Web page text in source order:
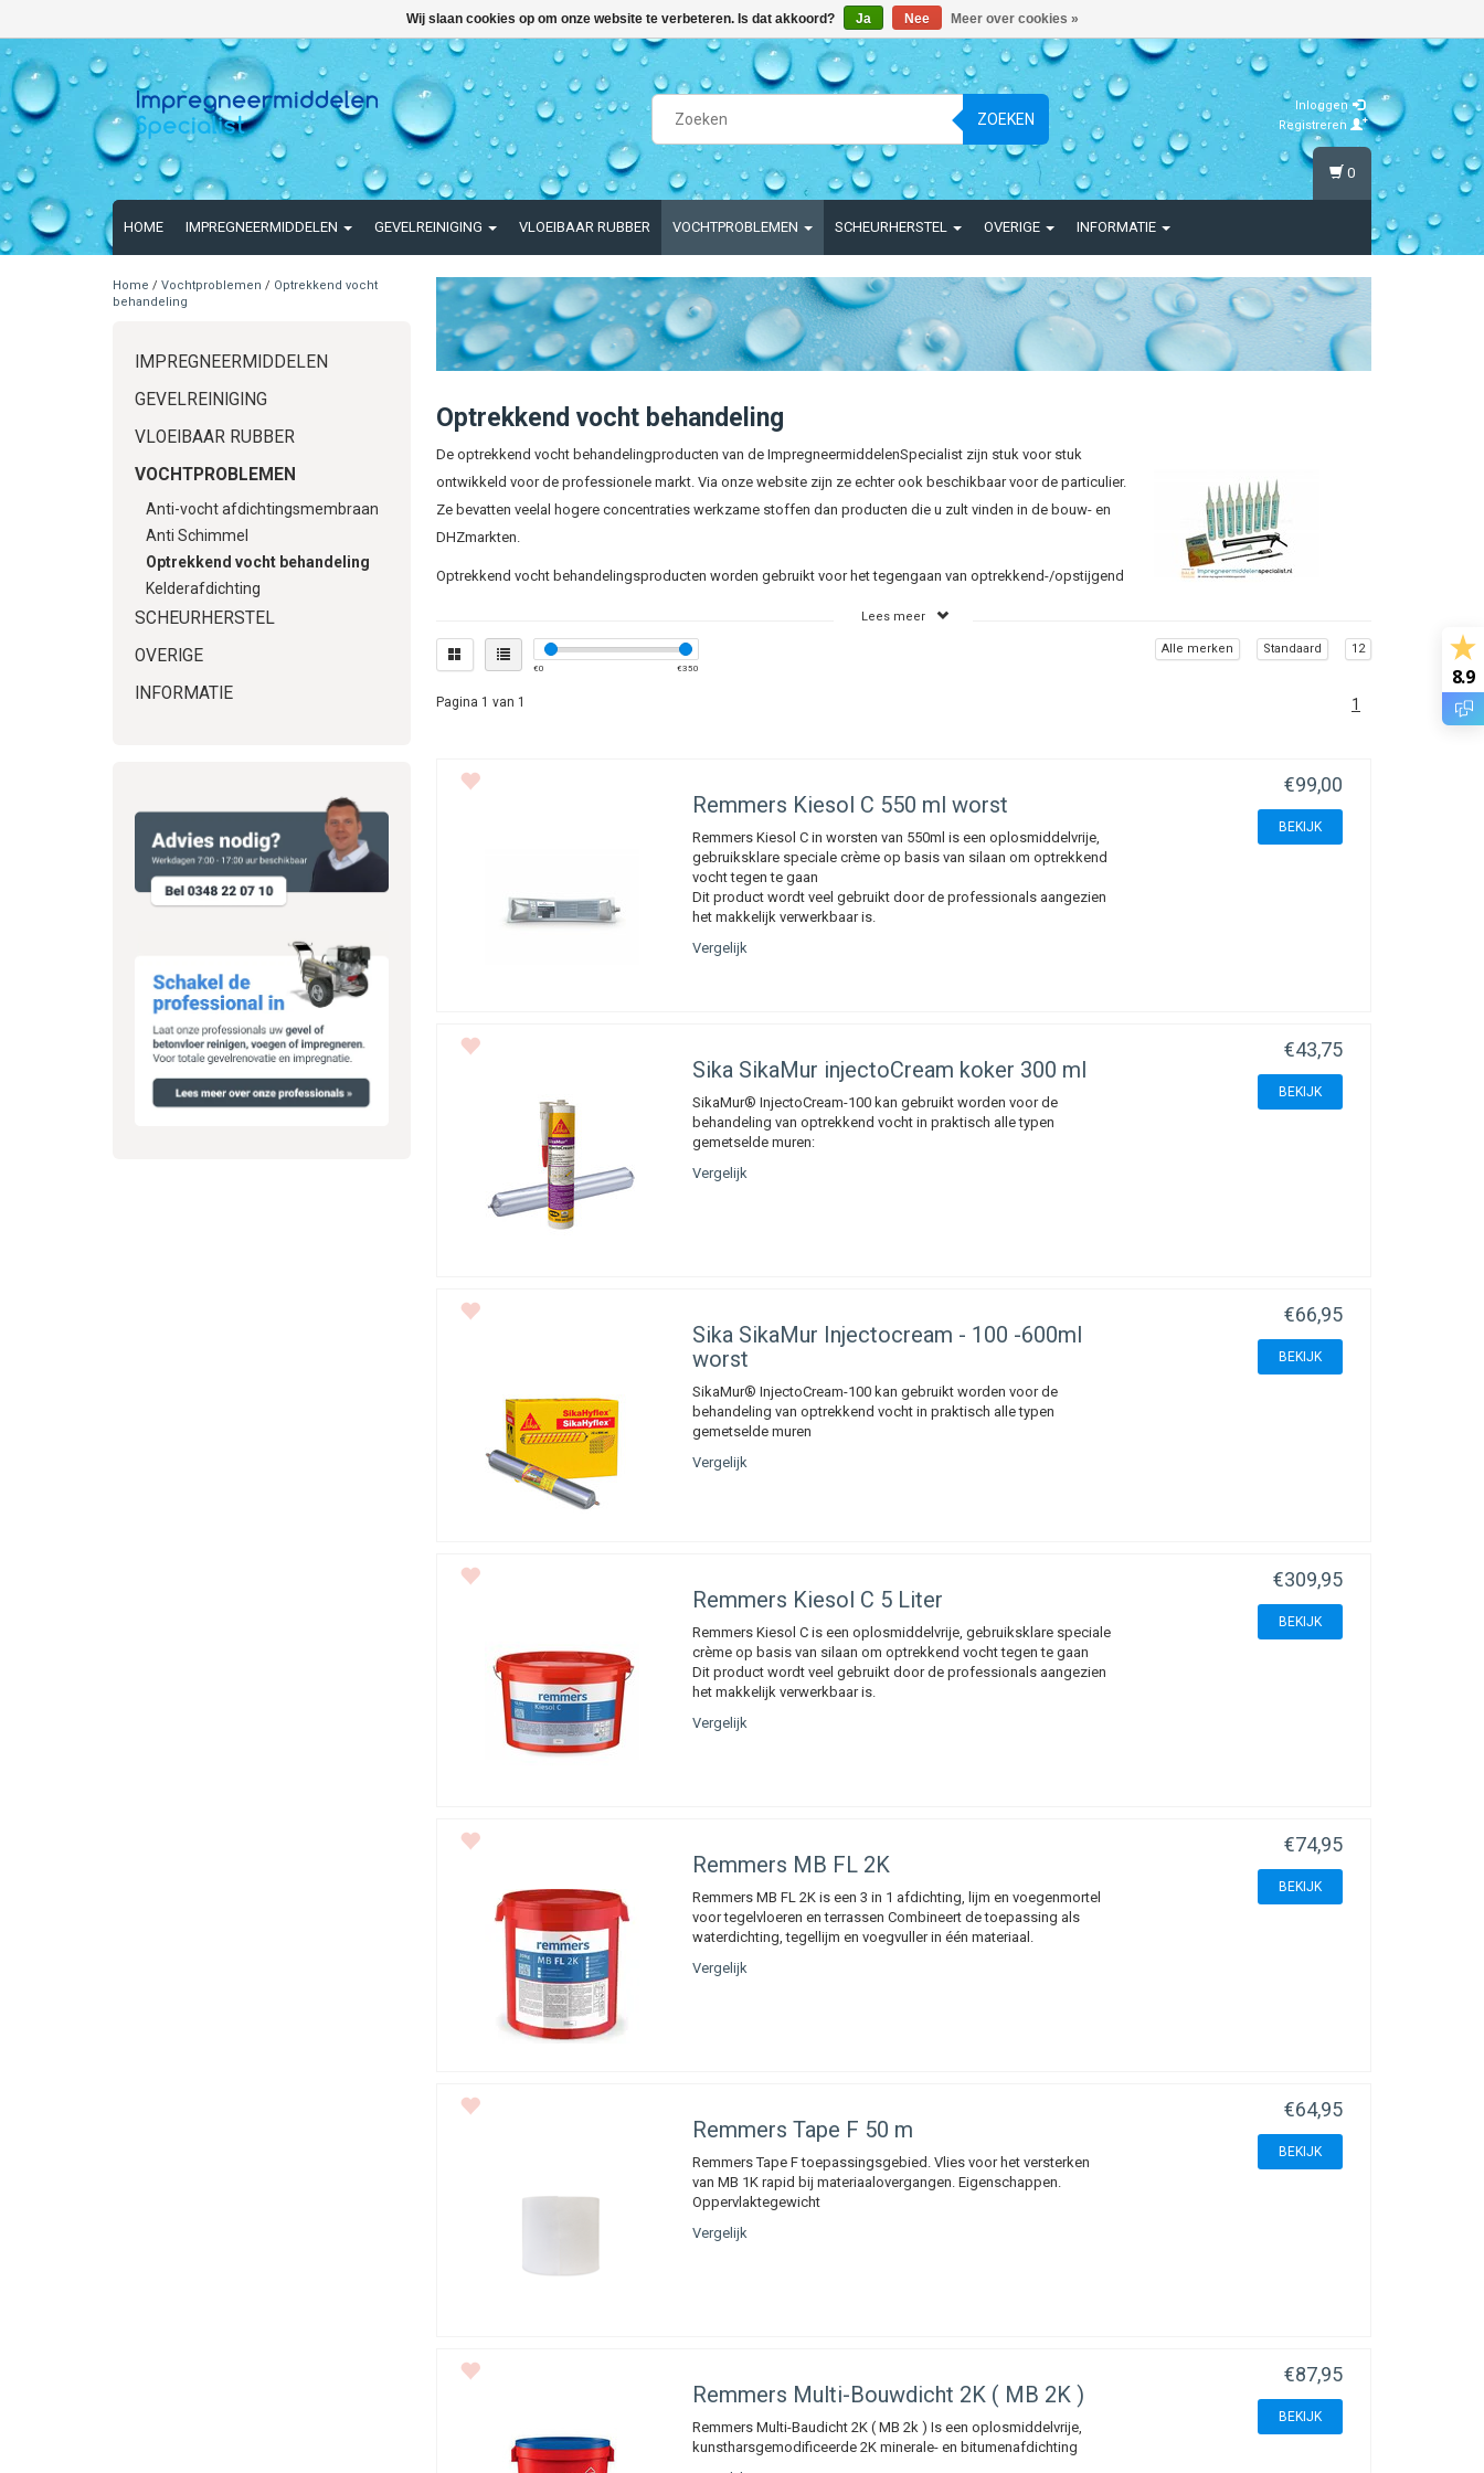
ZOEKEN
Inloggen
Registreren
HOME IMPREGNEERMIDDELEN GEVELREINIGING VLOEIBAAR RUBBER VOCHTPROBLEMEN SCHEURHERSTEL OVERIGE INFORMATIE
0
Home / Vochtproblemen / Optrekkend vocht
behandeling
IMPREGNEERMIDDELEN
GEVELREINIGING
VLOEIBAAR RUBBER
VOCHTPROBLEMEN
Anti-vocht afdichtingsmembraan
Anti Schimmel
Optrekkend vocht behandeling
Kelderafdichting
SCHEURHERSTEL
OVERIGE
INFORMATIE
Optrekkend vocht behandeling
De optrekkend vocht behandelingproducten van de ImpregneermiddelenSpecialist zijn stuk voor stuk
ontwikkeld voor de professionele markt. Via onze website zijn ze echter ook beschikbaar voor de particulier.
Ze bevatten veelal hogere concentraties werkzame stoffen dan producten die u zult vinden in de bouw- en
DHZmarkten.
Optrekkend vocht behandelingsproducten worden gebruikt voor het tegengaan van optrekkend-/opstijgend
Voordelen van onze vocht behandelingsproducten;
Snel en eenvoudig te installeren
Lees meer
€0 €350
Alle merken Standaard 12
Pagina 1 van 1 1
Remmers Kiesol C 550 ml worst
Remmers Kiesol C in worsten van 550ml is een oplosmiddelvrije,
gebruiksklare speciale crème op basis van silaan om optrekkend
vocht tegen te gaan
Dit product wordt veel gebruikt door de professionals aangezien
het makkelijk verwerkbaar is.
Vergelijk
€99,00
BEKIJK
Sika SikaMur injectoCream koker 300 ml
SikaMur® InjectoCream-100 kan gebruikt worden voor de
behandeling van optrekkend vocht in praktisch alle typen
gemetselde muren:
Vergelijk
€43,75
BEKIJK
Sika SikaMur Injectocream - 100 -600ml
worst
SikaMur® InjectoCream-100 kan gebruikt worden voor de
behandeling van optrekkend vocht in praktisch alle typen
gemetselde muren
Vergelijk
€66,95
BEKIJK
Remmers Kiesol C 5 Liter
Remmers Kiesol C is een oplosmiddelvrije, gebruiksklare speciale
crème op basis van silaan om optrekkend vocht tegen te gaan
Dit product wordt veel gebruikt door de professionals aangezien
het makkelijk verwerkbaar is.
Vergelijk
€309,95
BEKIJK
Remmers MB FL 2K
Remmers MB FL 2K is een 3 in 1 afdichting, lijm en voegenmortel
voor tegelvloeren en terrassen Combineert de toepassing als
waterdichting, tegellijm en voegvuller in één materiaal.
Vergelijk
€74,95
BEKIJK
Remmers Tape F 50 m
Remmers Tape F toepassingsgebied. Vlies voor het versterken
van MB 1K rapid bij materiaalovergangen. Eigenschappen.
Oppervlaktegewicht
Vergelijk
€64,95
BEKIJK
Remmers Multi-Bouwdicht 2K ( MB 2K )
Remmers Multi-Baudicht 2K ( MB 2k ) Is een oplosmiddelvrije,
kunstharsgemodificeerde 2K minerale- en bitumenafdichting
€87,95
BEKIJK
8.9
Wij slaan cookies op om onze website te verbeteren. Is dat akkoord? Ja Nee Meer over cookies »